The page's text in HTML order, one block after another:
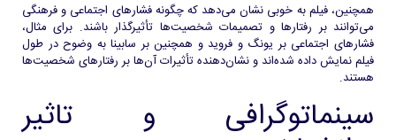
همچنین، فیلم به خوبی نشان می‌دهد که چگونه فشارهای اجتماعی و فرهنگی
می‌توانند بر رفتارها و تصمیمات شخصیت‌ها تأثیرگذار باشند. برای مثال،
فشارهای اجتماعی بر یونگ و فروید و همچنین بر سابینا به وضوح در طول
فیلم نمایش داده شده‌اند و نشان‌دهنده تأثیرات آن‌ها بر رفتارهای شخصیت‌ها
هستند.
سینماتوگرافی و تاثیر